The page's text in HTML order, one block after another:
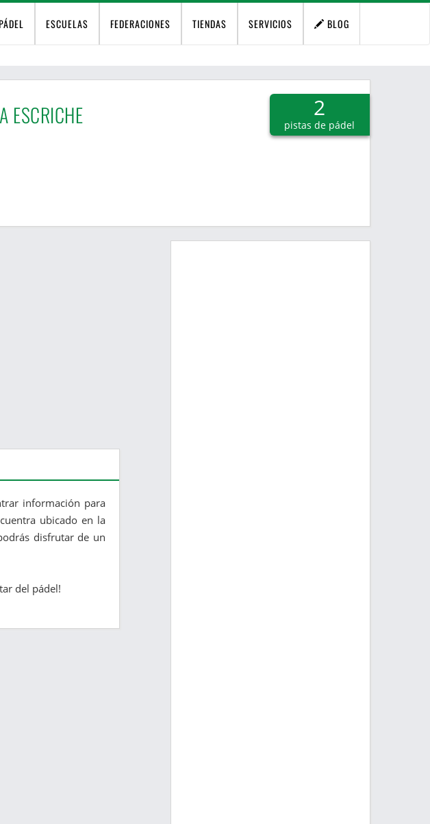
ESCUELAS FEDERACIONES TIENDAS SERVICIOS BLOG
ESCRICHE 2
pistas de pádel
información para
ubicado en la
disfrutar de un
del pádel!